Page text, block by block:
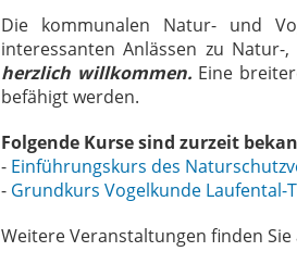
Die kommunalen Natur- und
interessanten Anlässen zu
herzlich willkommen. Eine
befähigt werden.
Folgende Kurse sind zurzeit
- Einführungskurs des
- Grundkurs Vogelkunde Laufental-
Weitere Veranstaltungen finden